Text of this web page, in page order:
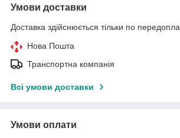
Умови доставки
Доставка здійснюється тільки по
Нова Пошта
Транспортна компанія
Всі умови доставки
Умови оплати